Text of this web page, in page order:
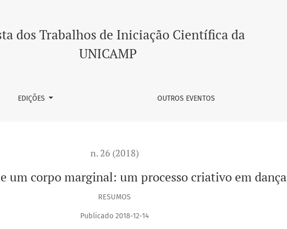
em dança
dos Trabalhos de Iniciação Científica da
UNICAMP
EDIÇÕES OUTROS EVENTOS
n. 26 (2018)
um corpo marginal: um processo criativo em dança
RESUMOS
Publicado 2018-12-14